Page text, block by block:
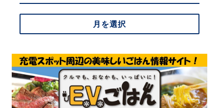
月を選択